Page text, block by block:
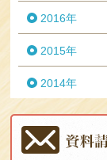
2016年
2015年
2014年